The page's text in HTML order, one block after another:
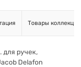
Товары коллекции
для ручек,
Delafon